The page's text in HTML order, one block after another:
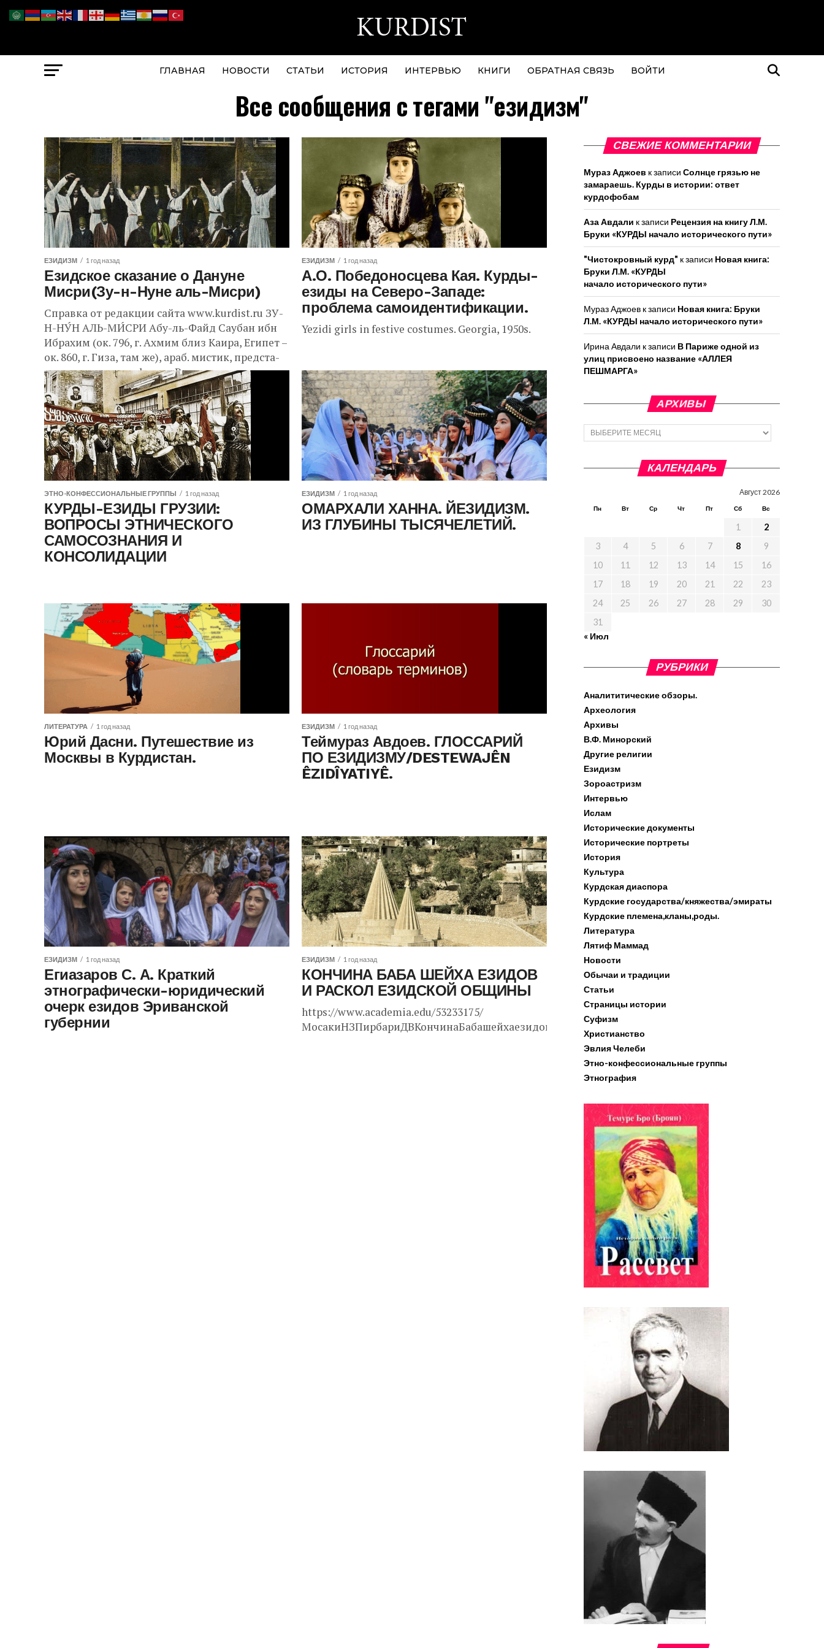
ГЛАВНАЯ НОВОСТИ СТАТЬИ ИСТОРИЯ ИНТЕРВЬЮ КНИГИ ОБРАТНАЯ СВЯЗЬ ВОЙТИ
Все сообщения с тегами "езидизм"
ЕЗИДИЗМ 1 год назад
Езидское сказание о Дануне
Мисри(Зу-н-Нуне аль-Мисри)
Справка от редакции сайта www.kurdist.ru ЗУ-
Н-НУ́Н АЛЬ-МИ́СРИ Абу-ль-Файд Сау­бан ибн
Иб­ра­хим (ок. 796, г. Ах­мим близ Каи­ра, Еги­пет –
ок. 860, г. Ги­за, там же), араб. ми­стик, пред­ста­
ви­тель ран­не­го су­физ­ма. Ро­дил­ся...
ЕЗИДИЗМ 1 год назад
А.О. Победоносцева Кая. Курды-
езиды на Северо-Западе:
проблема самоидентификации.
Yezidi girls in festive costumes. Georgia, 1950s.
ЭТНО-КОНФЕССИОНАЛЬНЫЕ ГРУППЫ 1 год назад
КУРДЫ-ЕЗИДЫ ГРУЗИИ:
ВОПРОСЫ ЭТНИЧЕСКОГО
САМОСОЗНАНИЯ И
КОНСОЛИДАЦИИ
ЕЗИДИЗМ 1 год назад
ОМАРХАЛИ ХАННА. ЙЕЗИДИЗМ.
ИЗ ГЛУБИНЫ ТЫСЯЧЕЛЕТИЙ.
ЛИТЕРАТУРА 1 год назад
Юрий Дасни. Путешествие из
Москвы в Курдистан.
ЕЗИДИЗМ 1 год назад
Теймураз Авдоев. ГЛОССАРИЙ
ПО ЕЗИДИЗМУ/DESTEWAJÊN
ÊZIDȊYATIYÊ.
ЕЗИДИЗМ 1 год назад
Егиазаров С. А. Краткий
этнографически-юридический
очерк езидов Эриванской
губернии
ЕЗИДИЗМ 1 год назад
КОНЧИНА БАБА ШЕЙХА ЕЗИДОВ
И РАСКОЛ ЕЗИДСКОЙ ОБЩИНЫ
https://www.academia.edu/53233175/
СВЕЖИЕ КОММЕНТАРИИ
Мураз Аджоев к записи Солнце грязью не
замараешь. Курды в истории: ответ
курдофобам
Аза Авдали к записи Рецензия на книгу Л.М.
Бруки «КУРДЫ начало исторического пути»
"Чистокровный курд" к записи Новая книга:
Бруки Л.М. «КУРДЫ
начало исторического пути»
Мураз Аджоев к записи Новая книга: Бруки
Л.М. «КУРДЫ начало исторического пути»
Ирина Авдали к записи В Париже одной из
улиц присвоено название «АЛЛЕЯ
ПЕШМАРГА»
АРХИВЫ
Архивы
КАЛЕНДАРЬ
Август 2026
Пн Вт Ср Чт Пт Сб Вс
1
2
3
4 5 6 7 8
9
10
11 12 13 14 15
16
17
18 19 20 21 22
23
24
25 26 27 28 29
30
31
« Июл
РУБРИКИ
Аналититические обзоры.
Археология
Архивы
В.Ф. Минорский
Другие религии
Езидизм
Зороастризм
Интервью
Ислам
Исторические документы
Исторические портреты
История
Культура
Курдская диаспора
Курдские государства/княжества/эмираты
Курдские племена,кланы,роды.
Литература
Лятиф Маммад
Новости
Обычаи и традиции
Статьи
Страницы истории
Суфизм
Христианство
Эвлия Челеби
Этно-конфессиональные группы
Этнография